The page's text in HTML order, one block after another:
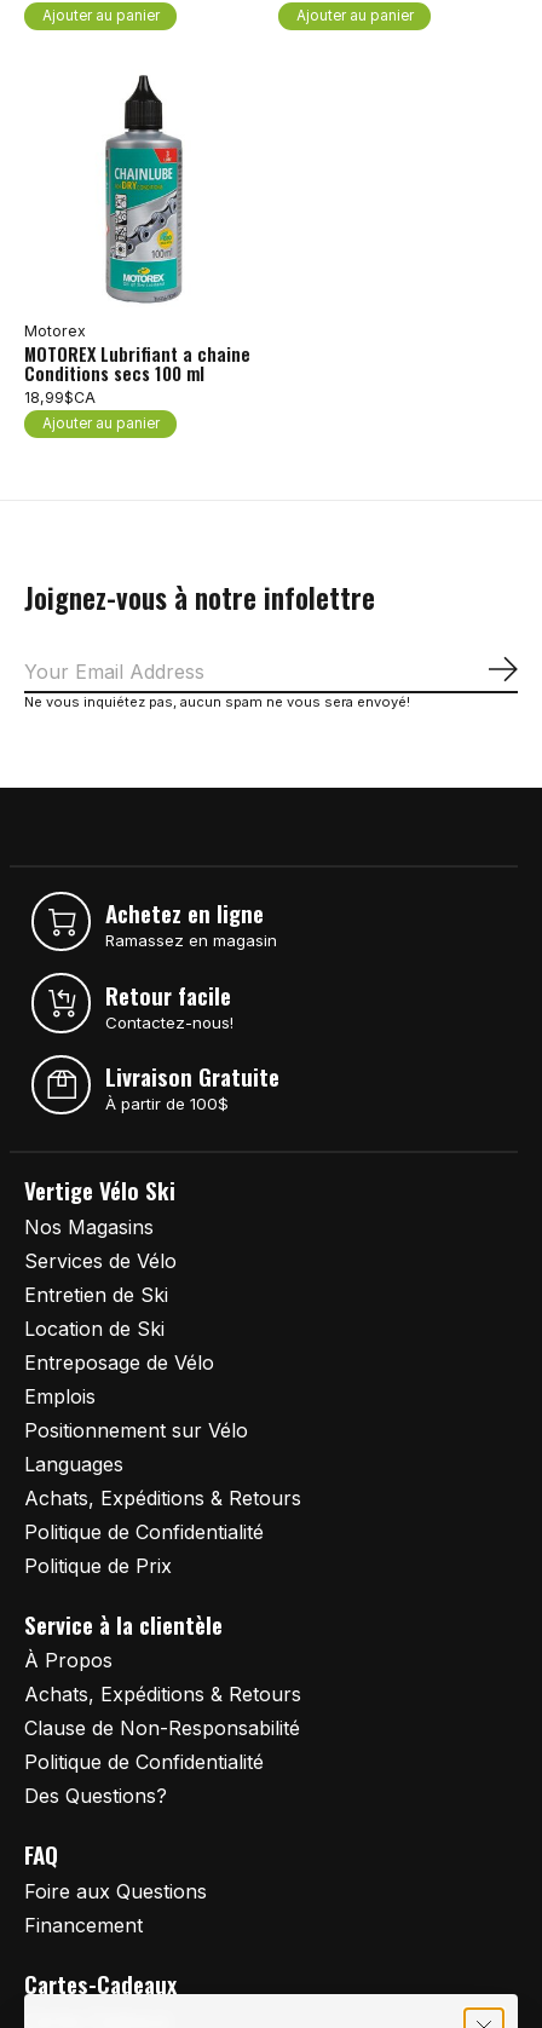
Ajouter au panier Ajouter au panier
Motorex
MOTOREX Lubrifiant a chaine
Conditions secs 100 ml
18,99$CA
Ajouter au panier
Joignez-vous à notre infolettre
Ne vous inquiétez pas, aucun spam ne vous sera envoyé!
Achetez en ligne
Ramassez en magasin
Retour facile
Contactez-nous!
Livraison Gratuite
À partir de 100$
Vertige Vélo Ski
Nos Magasins
Services de Vélo
Entretien de Ski
Location de Ski
Entreposage de Vélo
Emplois
Positionnement sur Vélo
Languages
Achats, Expéditions & Retours
Politique de Confidentialité
Politique de Prix
Service à la clientèle
À Propos
Achats, Expéditions & Retours
Clause de Non-Responsabilité
Politique de Confidentialité
Des Questions?
FAQ
Foire aux Questions
Financement
Cartes-Cadeaux